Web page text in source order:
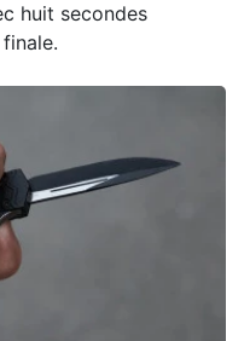
huit secondes